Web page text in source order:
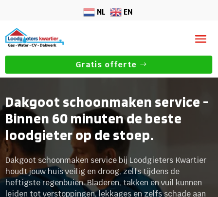
NL EN
Gratis offerte
Dakgoot schoonmaken service -
Binnen 60 minuten de beste
loodgieter op de stoep.
Dakgoot schoonmaken service bij Loodgieters Kwartier
houdt jouw huis veilig en droog, zelfs tijdens de
heftigste regenbuien. Bladeren, takken en vuil kunnen
leiden tot verstoppingen, lekkages en zelfs schade aan